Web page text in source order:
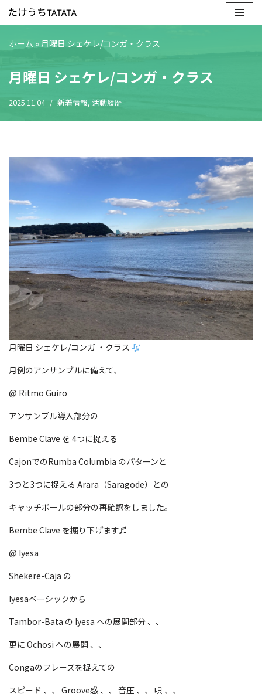
ン
ン
へ
ス
ホーム » 月曜日 シェケレ/コンガ・クラス
月曜日 シェケレ/コンガ・クラス
2025.11.04 新着情報, 活動履歴
月曜日 シェケレ/コンガ ・クラス
月例のアンサンブルに備えて、
@ Ritmo Guiro
アンサンブル導入部分の
Bembe Clave を 4つに捉える
CajonでのRumba Columbia のパターンと
3つと3つに捉える Arara（Saragode）との
キャッチボールの部分の再確認をしました。
Bembe Clave を掘り下げます♬
@ Iyesa
Shekere-Caja の
Iyesaベーシックから
Tambor-Bata の Iyesa への展開部分 、、
更に Ochosi への展開 、、
Congaのフレーズを捉えての
スピード 、、 Groove感 、、 音圧 、、 唄 、、